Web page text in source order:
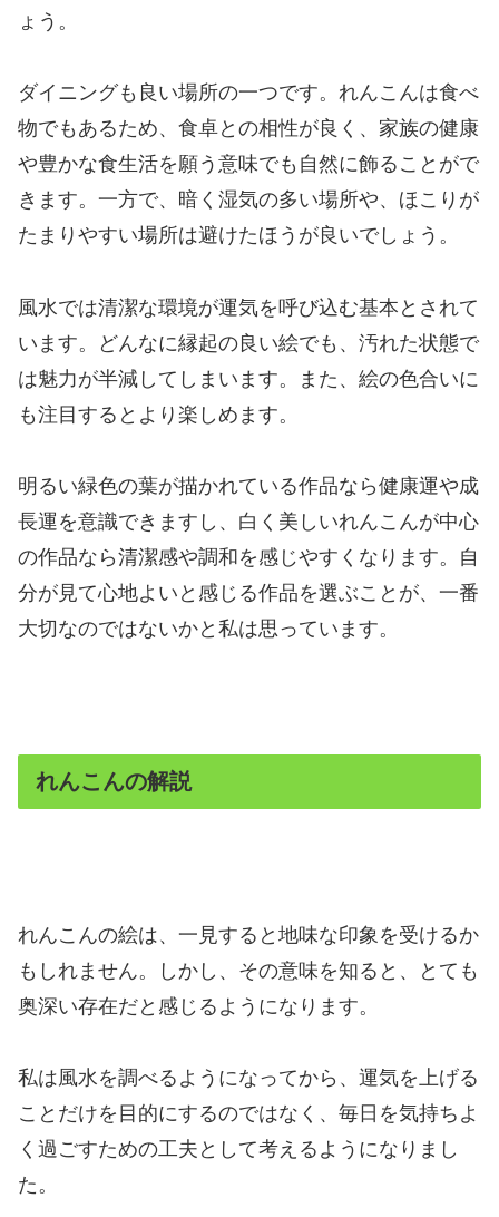
ょう。
ダイニングも良い場所の一つです。れんこんは食べ
物でもあるため、食卓との相性が良く、家族の健康
や豊かな食生活を願う意味でも自然に飾ることがで
きます。一方で、暗く湿気の多い場所や、ほこりが
たまりやすい場所は避けたほうが良いでしょう。
風水では清潔な環境が運気を呼び込む基本とされて
います。どんなに縁起の良い絵でも、汚れた状態で
は魅力が半減してしまいます。また、絵の色合いに
も注目するとより楽しめます。
明るい緑色の葉が描かれている作品なら健康運や成
長運を意識できますし、白く美しいれんこんが中心
の作品なら清潔感や調和を感じやすくなります。自
分が見て心地よいと感じる作品を選ぶことが、一番
大切なのではないかと私は思っています。
れんこんの解説
れんこんの絵は、一見すると地味な印象を受けるか
もしれません。しかし、その意味を知ると、とても
奥深い存在だと感じるようになります。
私は風水を調べるようになってから、運気を上げる
ことだけを目的にするのではなく、毎日を気持ちよ
く過ごすための工夫として考えるようになりまし
た。